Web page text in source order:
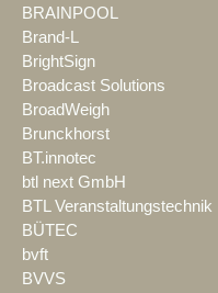
BRAINPOOL
Brand-L
BrightSign
Broadcast Solutions
BroadWeigh
Brunckhorst
BT.innotec
btl next GmbH
BTL Veranstaltungstechnik
BÜTEC
bvft
BVVS